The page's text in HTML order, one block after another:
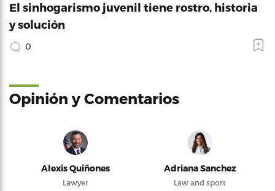
El sinhogarismo juvenil tiene rostro, historia
y solución
0
Opinión y Comentarios
Alexis Quiñones
Lawyer
Adriana Sanchez
Law and sport